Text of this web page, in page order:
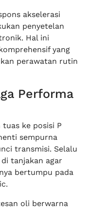
akselerasi
penyetelan
Hal ini
yang
perawatan rutin
Performa
ke posisi P
sempurna
transmisi. Selalu
tanjakan agar
bertumpu pada
oli berwarna